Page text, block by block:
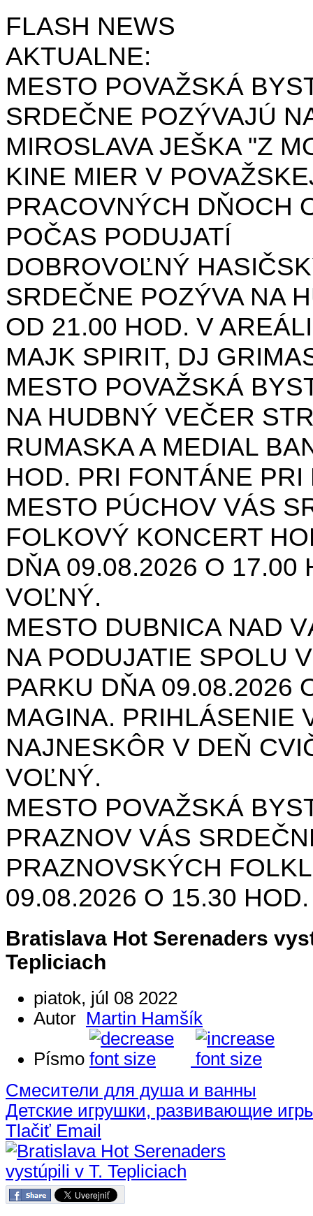
FLASH NEWS
AKTUALNE:
MESTO POVAŽSKÁ
SRDEČNE POZÝVAJÚ
MIROSLAVA JEŠKA "Z
KINE MIER V
PRACOVNÝCH DŇOCH
POČAS PODUJATÍ
DOBROVOĽNÝ
SRDEČNE POZÝVA NA
OD 21.00 HOD. V
MAJK SPIRIT, DJ
MESTO POVAŽSKÁ
NA HUDBNÝ VEČER
RUMASKA A MEDIAL
HOD. PRI FONTÁNE PRI
MESTO PÚCHOV VÁS
FOLKOVÝ KONCERT
DŇA 09.08.2026 O 17.00
VOĽNÝ.
MESTO DUBNICA NAD
NA PODUJATIE SPOLU
PARKU DŇA 09.08.2026
MAGINA. PRIHLÁSENIE
NAJNESKÔR V DEŇ
VOĽNÝ.
MESTO POVAŽSKÁ
PRAZNOV VÁS
PRAZNOVSKÝCH
09.08.2026 O 15.30
Bratislava Hot Serenaders
Tepliciach
piatok, júl 08 2022
Autor Martin Hamšík
Písmo
Смесители для душа и ванны
Детские игрушки, развивающие
Tlačiť Email